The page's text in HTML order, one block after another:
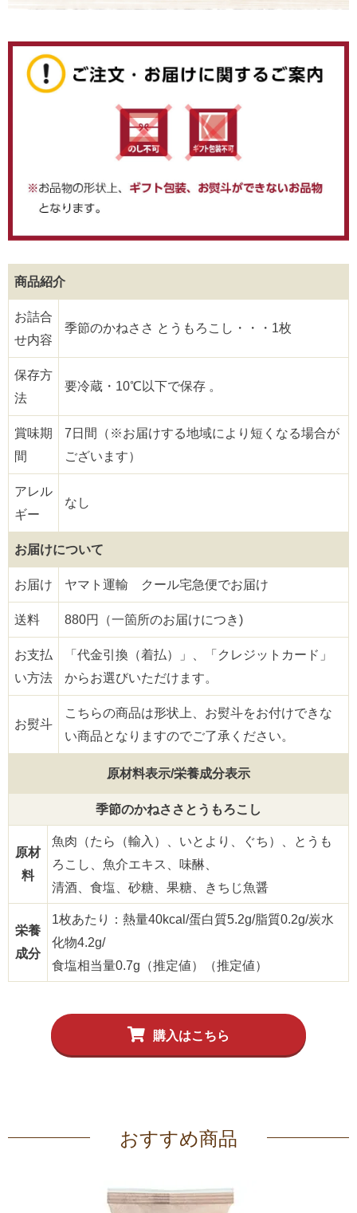
商品紹介
お詰合
せ内容
季節のかねささ とうもろこし・・・1枚
保存方
法
要冷蔵・10℃以下で保存 。
賞味期
間
7日間（※お届けする地域により短くなる場合が
ございます）
アレル
ギー
なし
お届けについて
お届け ヤマト運輸 クール宅急便でお届け
送料 880円（一箇所のお届けにつき)
お支払
い方法
「代金引換（着払）」、「クレジットカード」
からお選びいただけます。
お熨斗
こちらの商品は形状上、お熨斗をお付けできな
い商品となりますのでご了承ください。
原材料表示/栄養成分表示
季節のかねささとうもろこし
原材
料
魚肉（たら（輸入）、いとより、ぐち）、とうも
ろこし、魚介エキス、味醂、
清酒、食塩、砂糖、果糖、きちじ魚醤
栄養
成分
1枚あたり：熱量40kcal/蛋白質5.2g/脂質0.2g/炭水
化物4.2g/
食塩相当量0.7g（推定値）（推定値）
購入はこちら
おすすめ商品